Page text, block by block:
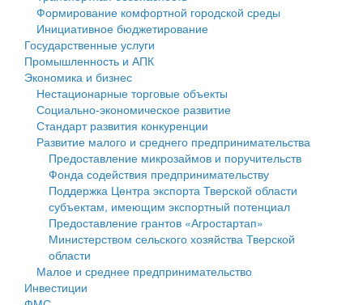
Государственные услуги
Промышленность и АПК
Экономика и бизнес
Символика
Устав
Гостям округа
Туризм
Культура
Образование
Здравоохранение
Социальная защита
Фотоальбом
муниципального округа Тверской области
Администрация Кашинского муниципального округа
Тверской области
Управление сельскими территориями
Открытые данные
Работа с обращениями граждан
Муниципальный контроль
Муниципальные услуги
Проекты административных регламентов
Финансовое управление
Бюджет для граждан
Имущество
Выявление правообладателей ранее учтенных
объектов недвижимости
Имущественная поддержка субъектов малого и
среднего предпринимательства
Информационная поддержка субъектов малого и
среднего предпринимательства
Формирование комфортной городской среды
Инициативное бюджетирование
Государственные услуги
Промышленность и АПК
Экономика и бизнес
Нестационарные торговые объекты
Социально-экономическое развитие
Стандарт развития конкуренции
Развитие малого и среднего предпринимательства
Предоставление микрозаймов и поручительств
Фонда содействия предпринимательству
Поддержка Центра экспорта Тверской области
субъектам, имеющим экспортный потенциал
Предоставление грантов «Агростартап»
Министерством сельского хозяйства Тверской
области
Малое и среднее предпринимательство
Инвестиции